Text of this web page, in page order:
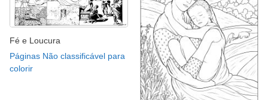
Fé e Loucura
Páginas Não classificável para
colorir